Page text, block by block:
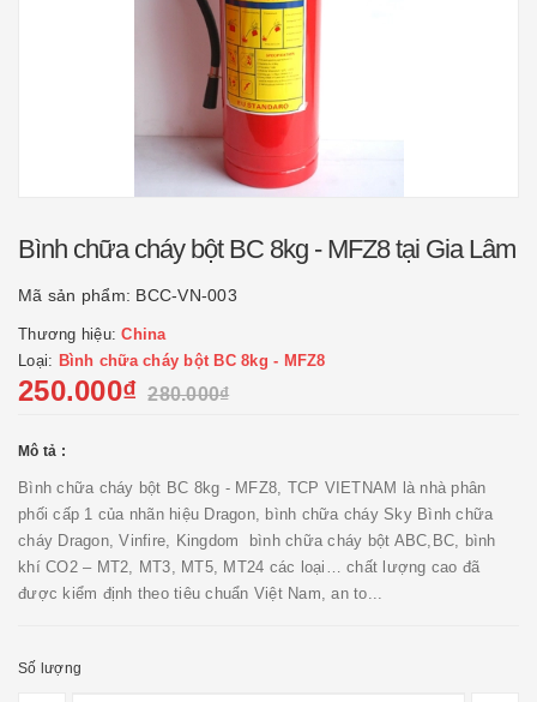
Bình chữa cháy bột BC 8kg - MFZ8 tại Gia Lâm
Mã sản phẩm: BCC-VN-003
Thương hiệu:China
Loại: Bình chữa cháy bột BC 8kg - MFZ8
250.000₫ 280.000₫
Mô tả :
Bình chữa cháy bột BC 8kg - MFZ8, TCP VIETNAM là nhà phân
phối cấp 1 của nhãn hiệu Dragon, bình chữa cháy Sky Bình chữa
cháy Dragon, Vinfire, Kingdom bình chữa cháy bột ABC,BC, bình
khí CO2 – MT2, MT3, MT5, MT24 các loại… chất lượng cao đã
được kiểm định theo tiêu chuẩn Việt Nam, an to...
Số lượng